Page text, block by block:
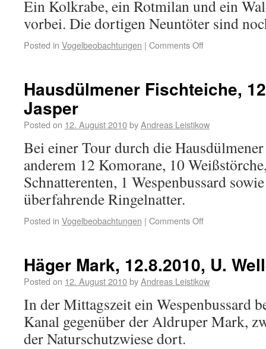
Ein Kolkrabe, ein Rotmilan und ein
vorbei. Die dortigen Neuntöter sind
Posted in Vogelbeobachtungen | Comments Off
Hausdülmener Fischteiche,
Jasper
Posted on 12. August 2010byAndreas Leistikow
Bei einer Tour durch die
anderem 12 Komorane, 10
Schnatterenten, 1 Wespenbussard
überfahrende Ringelnatter.
Posted in Vogelbeobachtungen | Comments Off
Häger Mark, 12.8.2010, U.
Posted on 12. August 2010byAndreas Leistikow
In der Mittagszeit ein Wespenbussard
Kanal gegenüber der Aldruper Mark,
der Naturschutzwiese dort.